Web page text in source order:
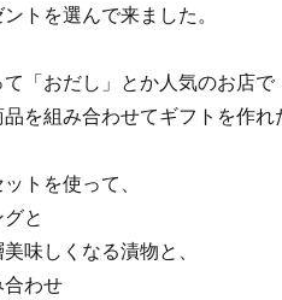
トを選んで来ました。
「おだし」とか人気のお店で
を組み合わせてギフトを作れ
トを使って、
と
味しくなる漬物と、
合わせ